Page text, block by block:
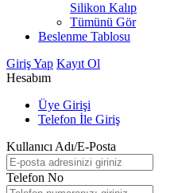
Silikon Kalıp
Tümünü Gör
Beslenme Tablosu
Giriş Yap Kayıt Ol
Hesabım
Üye Girişi
Telefon İle Giriş
Kullanıcı Adı/E-Posta
Telefon No